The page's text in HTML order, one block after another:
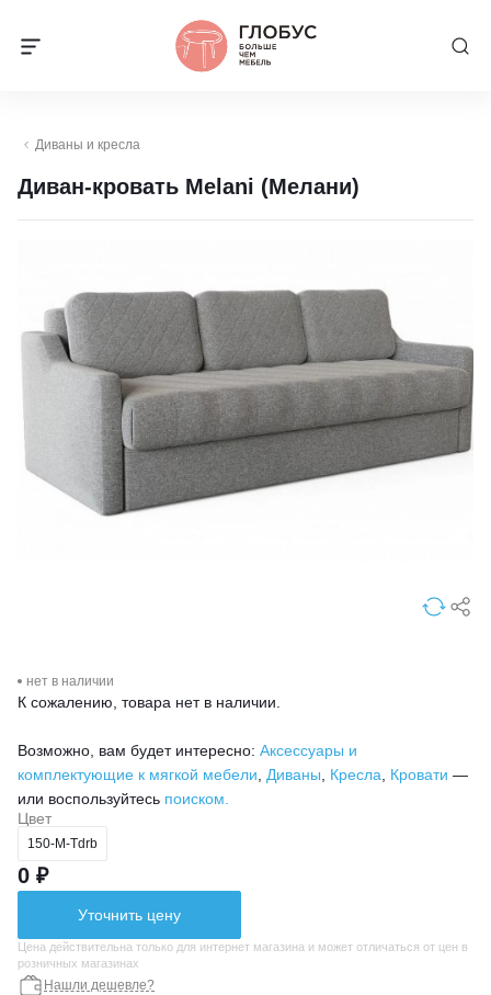
Диваны и кресла
Диван-кровать Melani (Мелани)
нет в наличии
К сожалению, товара нет в наличии.
Возможно, вам будет интересно: Аксессуары и
комплектующие к мягкой мебели
Диваны Кресла Кровати —
или воспользуйтесь поиском.
Цвет
150-М-Tdrb
0 ₽
Уточнить цену
Цена действительна только для интернет магазина и может отличаться от цен в
розничных магазинах
Нашли дешевле?